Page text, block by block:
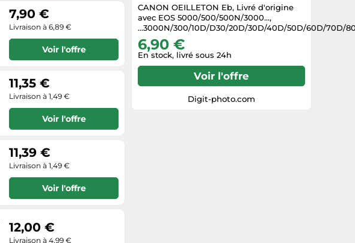
7,90 €
Livraison à 6,89 €
Voir l'offre
11,35 €
Livraison à 1,49 €
Voir l'offre
11,39 €
Livraison à 1,49 €
Voir l'offre
12,00 €
Livraison à 4,99 €
CANON OEILLETON Eb, Livré d'origine
avec EOS 5000/500/500N/3000...,
...3000N/300/10D/D30/20D/30D/40D/50D/60D/70D/
6,90 €
En stock, livré sous 24h
Voir l'offre
Digit-photo.com